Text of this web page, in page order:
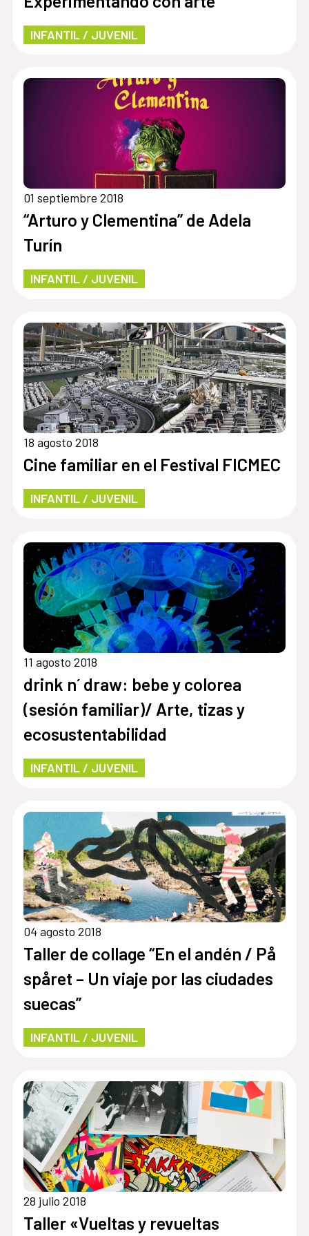
INFANTIL / JUVENIL
01 septiembre 2018
“Arturo y Clementina” de Adela
Turín
INFANTIL / JUVENIL
18 agosto 2018
Cine familiar en el Festival FICMEC
INFANTIL / JUVENIL
11 agosto 2018
drink n´ draw: bebe y colorea
(sesión familiar)/ Arte, tizas y
ecosustentabilidad
INFANTIL / JUVENIL
04 agosto 2018
Taller de collage “En el andén / På
spåret – Un viaje por las ciudades
suecas”
INFANTIL / JUVENIL
28 julio 2018
Taller «Vueltas y revueltas